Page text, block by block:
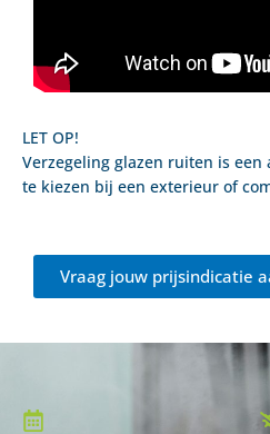
LET OP!
Verzegeling glazen ruiten is
te kiezen bij een exterieur of
Vraag jouw prijsindicatie